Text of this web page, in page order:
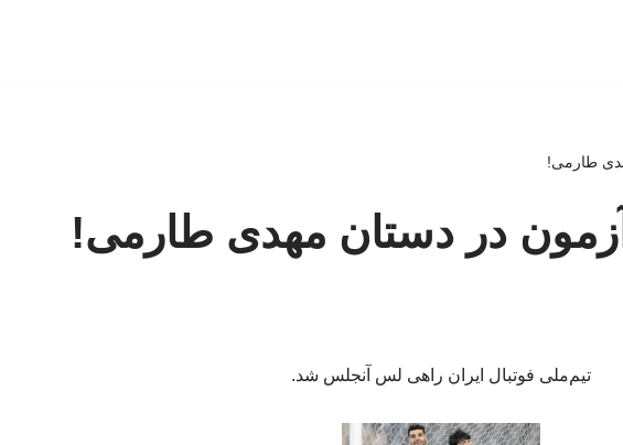
طارمی!
در دستان مهدی طارمی!
تیم‌ملی فوتبال ایران راهی لس آنجلس شد.